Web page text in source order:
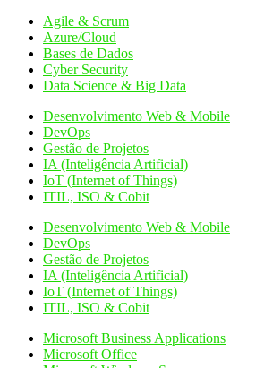
Agile & Scrum
Azure/Cloud
Bases de Dados
Cyber Security
Data Science & Big Data
Desenvolvimento Web & Mobile
DevOps
Gestão de Projetos
IA (Inteligência Artificial)
IoT (Internet of Things)
ITIL, ISO & Cobit
Desenvolvimento Web & Mobile
DevOps
Gestão de Projetos
IA (Inteligência Artificial)
IoT (Internet of Things)
ITIL, ISO & Cobit
Microsoft Business Applications
Microsoft Office